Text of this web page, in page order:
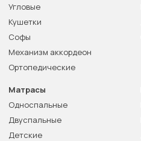
Угловые
Кушетки
Софы
Механизм аккордеон
Ортопедические
Матрасы
Односпальные
Двуспальные
Детские